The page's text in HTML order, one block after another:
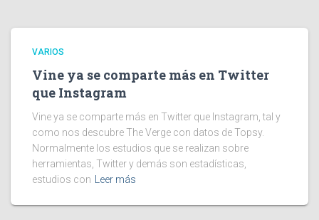
VARIOS
Vine ya se comparte más en Twitter
que Instagram
Vine ya se comparte más en Twitter que Instagram, tal y
como nos descubre The Verge con datos de Topsy.
Normalmente los estudios que se realizan sobre
herramientas, Twitter y demás son estadísticas,
estudios con
Leer más